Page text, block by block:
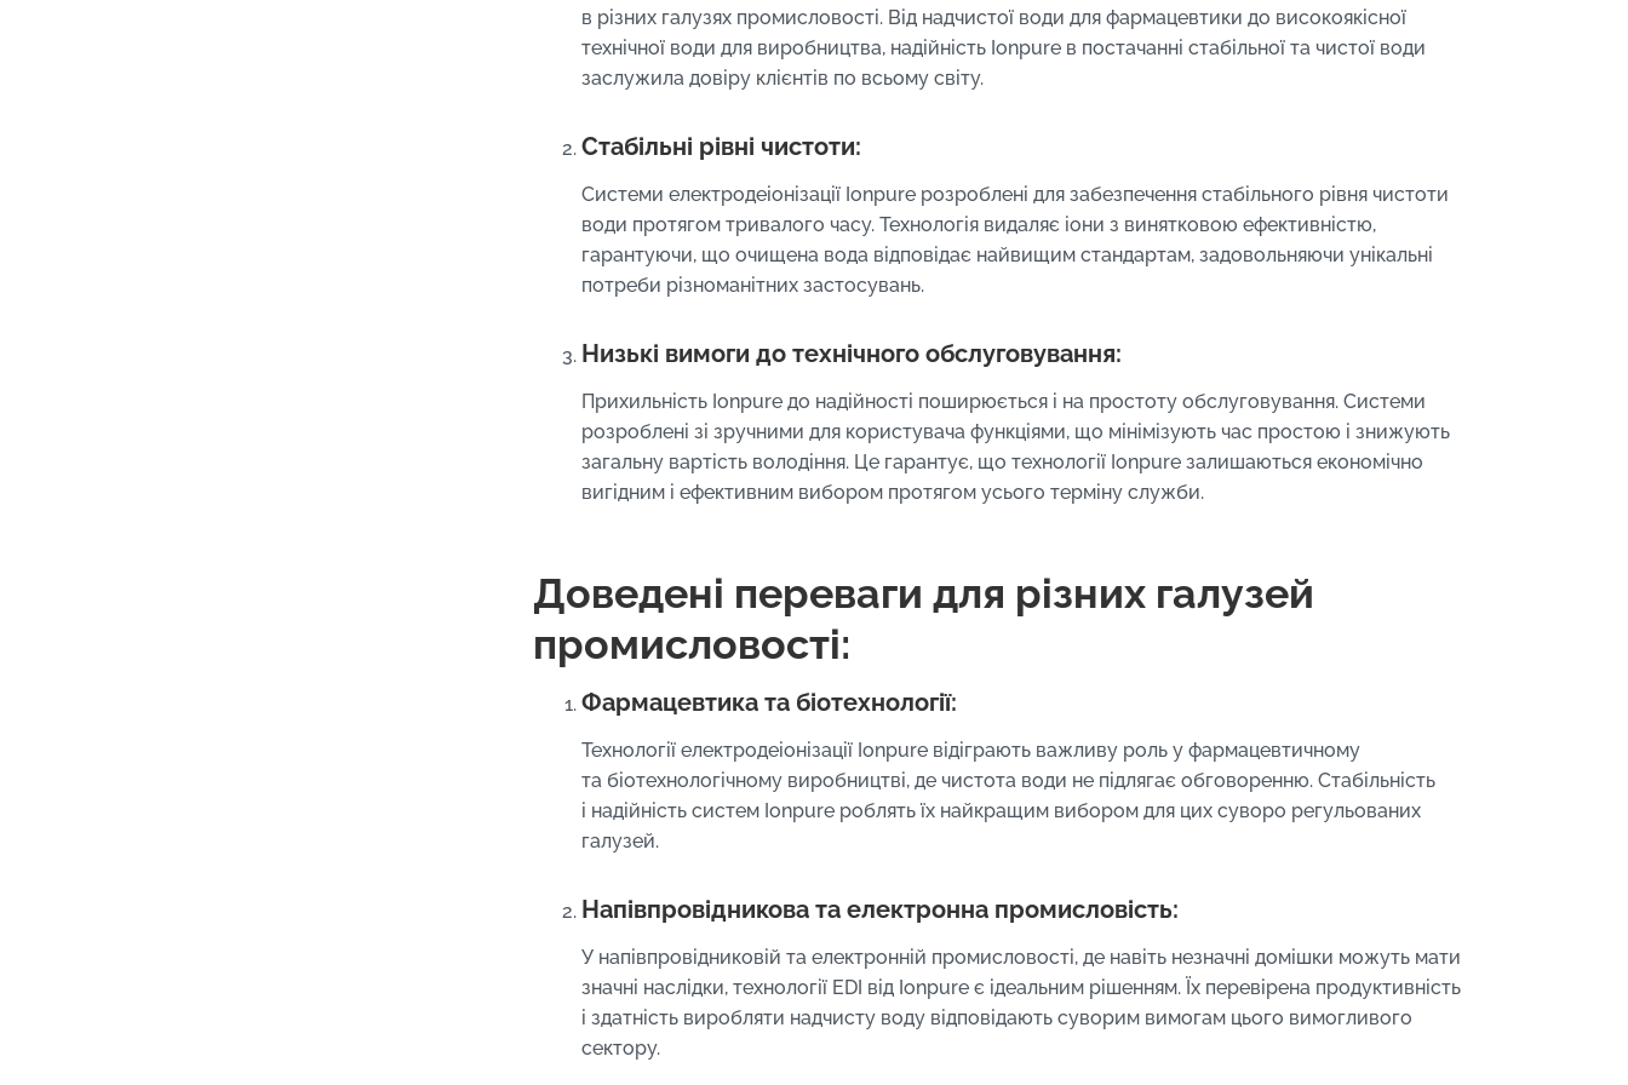
в різних галузях промисловості. Від надчистої води для фармацевтики до високоякісної
технічної води для виробництва, надійність Ionpure в постачанні стабільної та чистої води
заслужила довіру клієнтів по всьому світу.
Стабільні рівні чистоти:
Системи електродеіонізації Ionpure розроблені для забезпечення стабільного рівня чистоти
води протягом тривалого часу. Технологія видаляє іони з винятковою ефективністю,
гарантуючи, що очищена вода відповідає найвищим стандартам, задовольняючи унікальні
потреби різноманітних застосувань.
Низькі вимоги до технічного обслуговування:
Прихильність Ionpure до надійності поширюється і на простоту обслуговування. Системи
розроблені зі зручними для користувача функціями, що мінімізують час простою і знижують
загальну вартість володіння. Це гарантує, що технології Ionpure залишаються економічно
вигідним і ефективним вибором протягом усього терміну служби.
Доведені переваги для різних галузей
промисловості:
Фармацевтика та біотехнології:
Технології електродеіонізації Ionpure відіграють важливу роль у фармацевтичному
та біотехнологічному виробництві, де чистота води не підлягає обговоренню. Стабільність
і надійність систем Ionpure роблять їх найкращим вибором для цих суворо регульованих
галузей.
Напівпровідникова та електронна промисловість:
У напівпровідниковій та електронній промисловості, де навіть незначні домішки можуть мати
значні наслідки, технології EDI від Ionpure є ідеальним рішенням. Їх перевірена продуктивність
і здатність виробляти надчисту воду відповідають суворим вимогам цього вимогливого
сектору.